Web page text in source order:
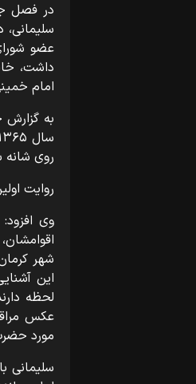
در فصل
عضو
داشت،
امام
به گزارش
روی شانه
روایت
شهر
این
لحظه
عکس
مورد
سلیمانی